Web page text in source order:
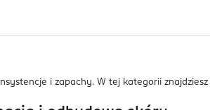
i zapachy. W tej kategorii